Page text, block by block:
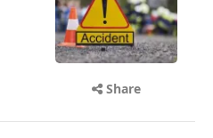
Share